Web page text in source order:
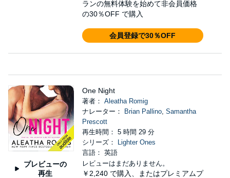
ランの無料体験を始めて非会員価格
の30％OFF で購入
会員登録で30％OFF
プレビューの
再生
One Night
著者： Aleatha Romig
ナレーター：
Brian Pallino, Samantha
Prescott
再生時間： 5 時間 29 分
シリーズ：
Lighter Ones
言語： 英語
レビューはまだありません。
￥2,240 で購入、またはプレミアムプ